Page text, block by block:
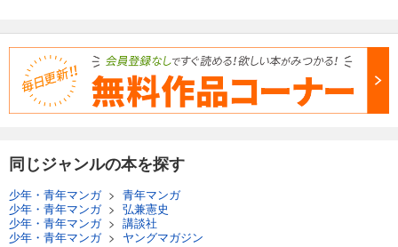
同じジャンルの本を探す
少年・青年マンガ> 青年マンガ
少年・青年マンガ> 弘兼憲史
少年・青年マンガ> 講談社
少年・青年マンガ> ヤングマガジン